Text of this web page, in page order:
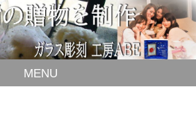
MENU